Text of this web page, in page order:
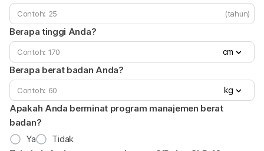
(tahun)
Berapa tinggi Anda?
cm
Berapa berat badan Anda?
kg
Apakah Anda berminat program manajemen berat
badan?
Ya
Tidak